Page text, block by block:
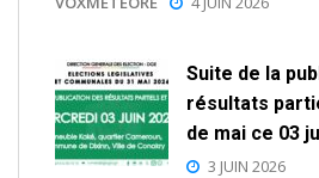
Suite de la
résultats
de mai ce 03
3 JUIN 2026